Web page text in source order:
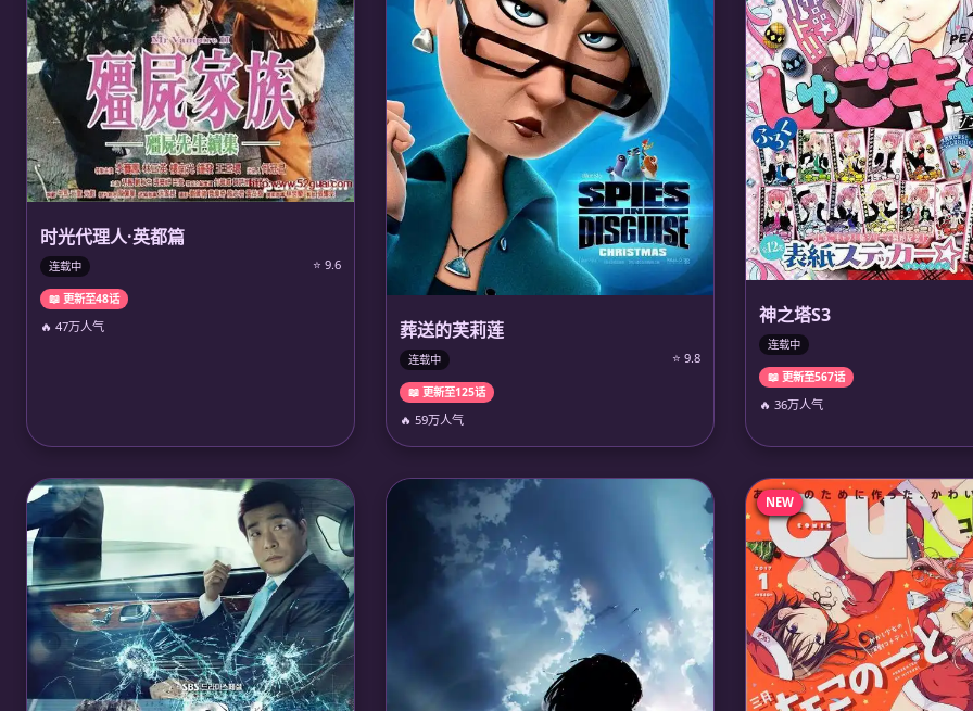
时光代理人·英都篇
连载中 ⭐ 9.6
📖 更新至48话
🔥 47万人气 葬送的芙莉莲
连载中 ⭐ 9.8
📖 更新至125话
🔥 59万人气
神之塔S3
连载中
📖 更新至567话
🔥 36万人气
NEW